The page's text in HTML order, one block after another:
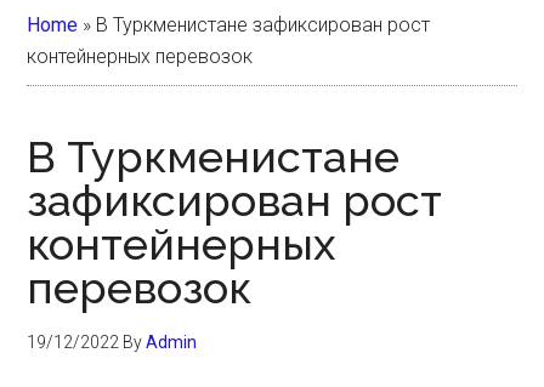
Home » В Туркменистане зафиксирован рост
контейнерных перевозок
В Туркменистане
зафиксирован рост
контейнерных
перевозок
19/12/2022 ByAdmin